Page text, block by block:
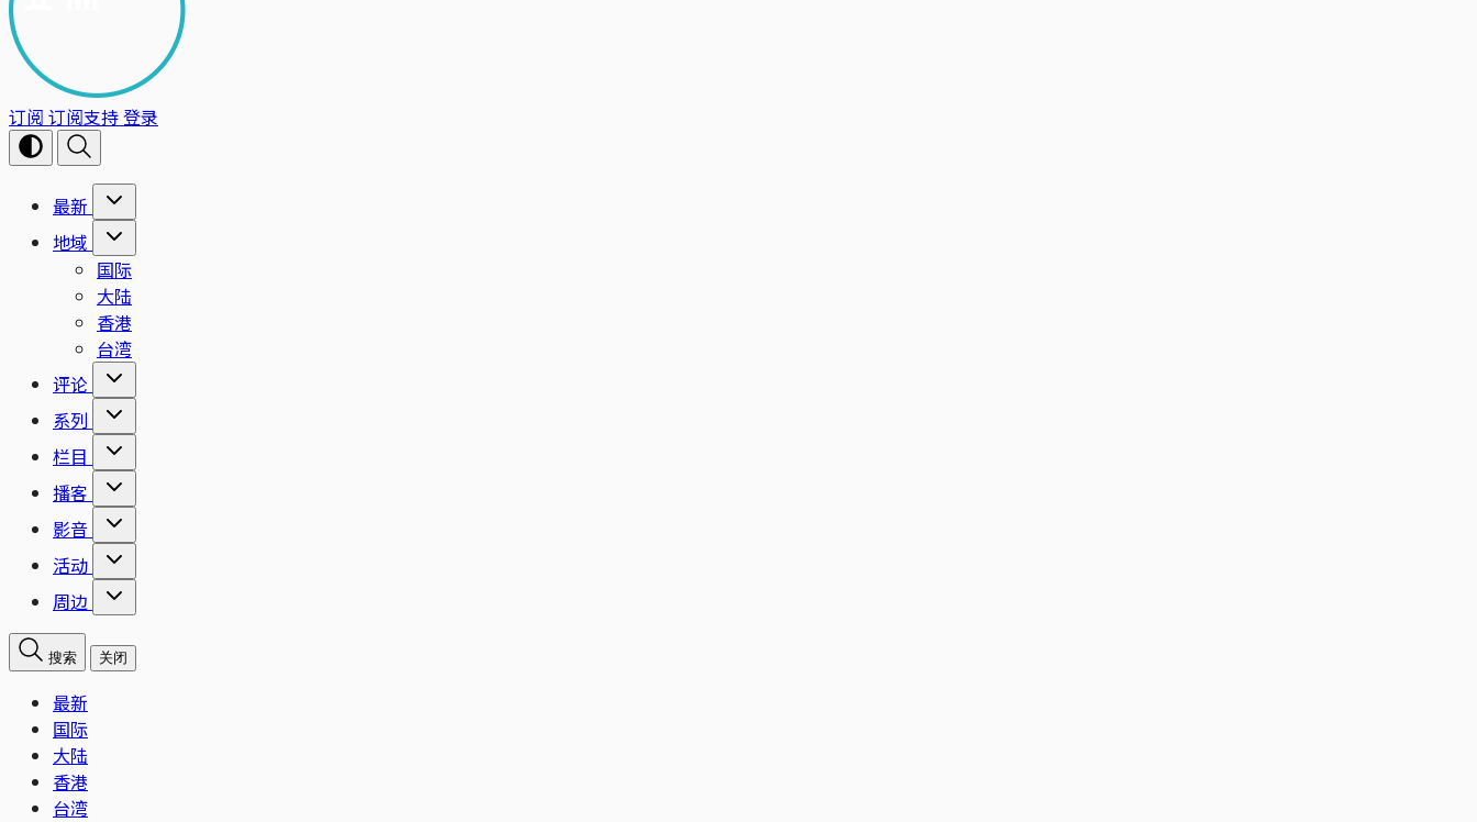
订阅 订阅支持登录
最新
地域
国际
大陆
香港
台湾
评论
系列
栏目
播客
影音
活动
周边
搜索 关闭
最新
国际
大陆
香港
台湾